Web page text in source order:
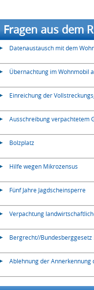
Fragen aus dem
Datenaustausch mit dem
Übernachtung im Wohnmobil
Einreichung der
Ausschreibung verpachtetem
Bolzplatz
Hilfe wegen Mikrozensus
Fünf Jahre Jagdscheinsperre
Verpachtung
Bergrecht//Bundesberggesetz
Ablehnung der Annerkennung